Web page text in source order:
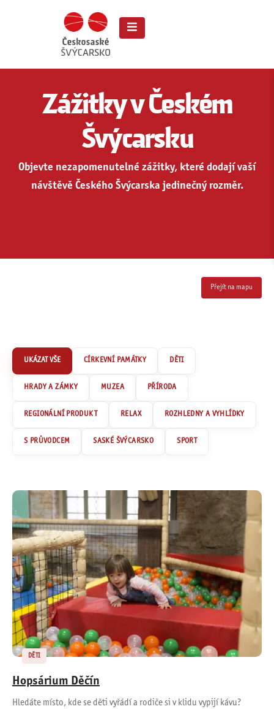
Zážitky v Českém
Švýcarsku
Objevte nezapomenutelné zážitky, které dodají vaší
návštěvě Českého Švýcarska jedinečný rozměr.
Přejít na mapu
CÍRKEVNÍ PAMÁTKY DĚTI
HRADY A ZÁMKY MUZEA PŘÍRODA
REGIONÁLNÍ PRODUKT RELAX ROZHLEDNY A VYHLÍDKY
S PRŮVODCEM SASKÉ ŠVÝCARSKO SPORT
DĚTI
Hopsárium Děčín
Hledáte místo, kde se děti vyřádí a rodiče si v klidu vypijí kávu?